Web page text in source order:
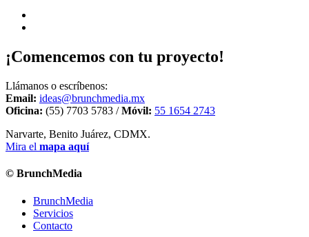
¡Comencemos con tu proyecto!
Llámanos o escríbenos:
Email: ideas@brunchmedia.mx
Oficina: (55) 7703 5783 /Móvil: 55 1654 2743
Narvarte, Benito Juárez, CDMX.
Mira el mapa aquí
© BrunchMedia
BrunchMedia
Servicios
Contacto